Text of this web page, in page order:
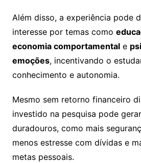
Além disso, a experiência pode
interesse por temas como
economia comportamentale
emoções, incentivando o
conhecimento e autonomia.
Mesmo sem retorno financeiro
investido na pesquisa pode
duradouros, como mais
menos estresse com dívidas e
metas pessoais.